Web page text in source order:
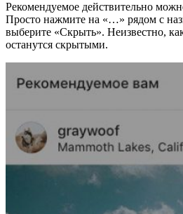
Рекомендуемое действительно
Просто нажмите на «…» рядом с
выберите «Скрыть». Неизвестно,
останутся скрытыми.